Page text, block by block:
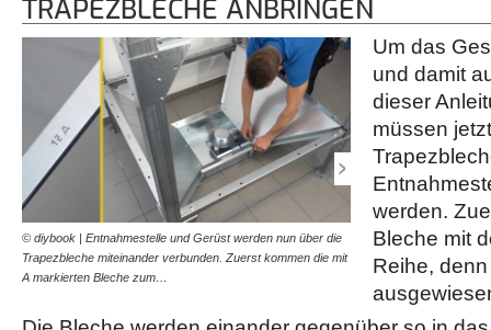
TRAPEZBLECHE ANBRINGEN
© diybook | Entnahmestelle und Gerüst werden nun über die
Trapezbleche miteinander verbunden. Zuerst kommen die mit
A markierten Bleche zum…
© diybook | Als nächstes
gekennzeichneten
die noch offenen Felder
Um das
und damit
dieser
müssen
werden.
Bleche mit
Reihe,